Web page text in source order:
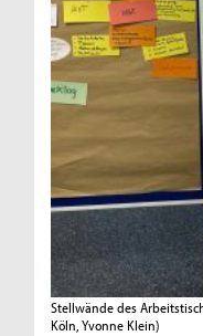
Stellwände des
Köln, Yvonne Klein)